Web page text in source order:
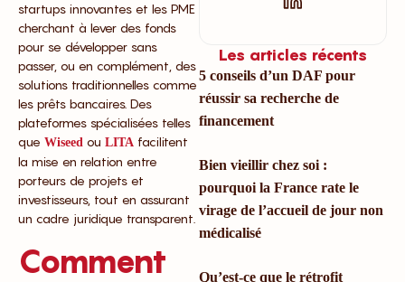
startups innovantes et les PME
cherchant à lever des fonds
pour se développer sans
passer, ou en complément, des
solutions traditionnelles comme
les prêts bancaires. Des
plateformes spécialisées telles
que Wiseed ou LITA facilitent
la mise en relation entre
porteurs de projets et
investisseurs, tout en assurant
un cadre juridique transparent.
Comment
Les articles récents
5 conseils d’un DAF pour
réussir sa recherche de
financement
Bien vieillir chez soi :
pourquoi la France rate le
virage de l’accueil de jour non
médicalisé
Qu’est-ce que le rétrofit